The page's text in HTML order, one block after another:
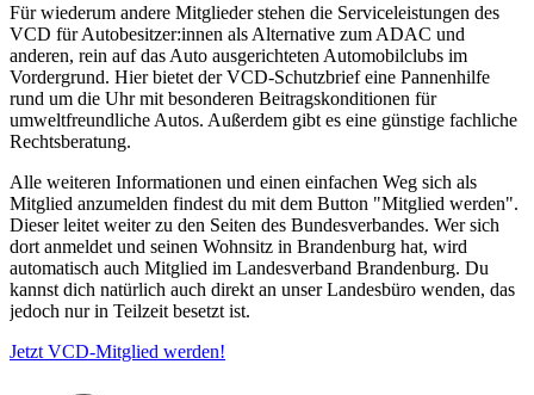
Für wiederum andere Mitglieder stehen die Serviceleistungen des
VCD für Autobesitzer:innen als Alternative zum ADAC und
anderen, rein auf das Auto ausgerichteten Automobilclubs im
Vordergrund. Hier bietet der VCD-Schutzbrief eine Pannenhilfe
rund um die Uhr mit besonderen Beitragskonditionen für
umweltfreundliche Autos. Außerdem gibt es eine günstige fachliche
Rechtsberatung.
Alle weiteren Informationen und einen einfachen Weg sich als
Mitglied anzumelden findest du mit dem Button "Mitglied werden".
Dieser leitet weiter zu den Seiten des Bundesverbandes. Wer sich
dort anmeldet und seinen Wohnsitz in Brandenburg hat, wird
automatisch auch Mitglied im Landesverband Brandenburg. Du
kannst dich natürlich auch direkt an unser Landesbüro wenden, das
jedoch nur in Teilzeit besetzt ist.
Jetzt VCD-Mitglied werden!